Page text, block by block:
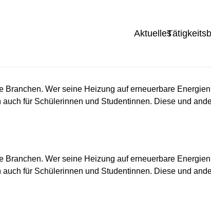
Aktuelles
Wer seine Heizung auf erneuerbare
für Schülerinnen und Studentinnen. Diese und
Wer seine Heizung auf erneuerbare
für Schülerinnen und Studentinnen. Diese und